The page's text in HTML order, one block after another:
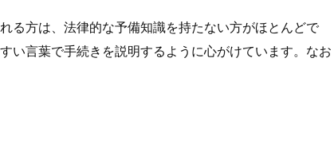
る方は、法律的な予備知識を持たない方がほとんどで
い言葉で手続きを説明するように心がけています。なお